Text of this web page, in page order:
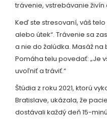
trávenie, vstrebávanie
Keď ste stresovaní, váš
alebo útek“. Trávenie sa
a nie do žalúdka. Masáž
Pomáha telu povedať: „Je
uvoľniť a tráviť.“
Štúdia z roku 2021, ktorú
Bratislave, ukázala, že
dostávali každý deň 15-